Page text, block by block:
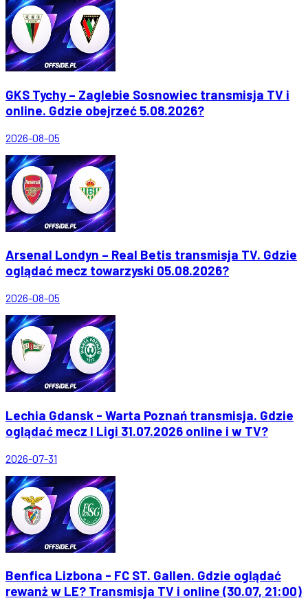
GKS Tychy – Zaglebie Sosnowiec transmisja TV i
online. Gdzie obejrzeć 5.08.2026?
2026-08-05
Arsenal Londyn – Real Betis transmisja TV. Gdzie
oglądać mecz towarzyski 05.08.2026?
2026-08-05
Lechia Gdansk - Warta Poznań transmisja. Gdzie
oglądać mecz I Ligi 31.07.2026 online i w TV?
2026-07-31
Benfica Lizbona - FC ST. Gallen. Gdzie oglądać
rewanż w LE? Transmisja TV i online (30.07, 21:00)